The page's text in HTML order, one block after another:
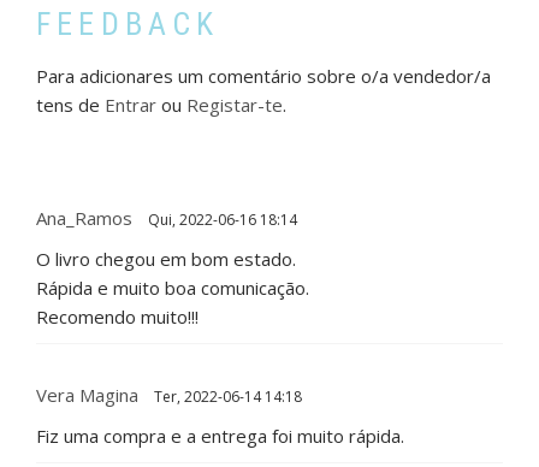
FEEDBACK
Para adicionares um comentário sobre o/a vendedor/a
tens de Entrar ou Registar-te.
Ana_Ramos Qui, 2022-06-16 18:14
O livro chegou em bom estado.
Rápida e muito boa comunicação.
Recomendo muito!!!
Vera Magina Ter, 2022-06-14 14:18
Fiz uma compra e a entrega foi muito rápida.